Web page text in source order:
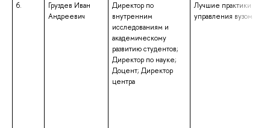
6.
Груздев Иван
Андреевич
Директор по
внутренним
исследованиям и
академическому
развитию студентов;
Директор по науке;
Доцент; Директор
центра
Лучшие практики
управления вузом